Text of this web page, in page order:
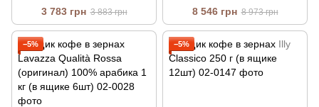
ящике 10шт)
3 783 грн 3 883 грн
арабика 1 кг (в ящике 6шт)
8 546 грн 8 973 грн
−5% −5%